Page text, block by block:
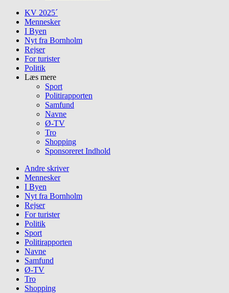
KV 2025´
Mennesker
I Byen
Nyt fra Bornholm
Rejser
For turister
Politik
Læs mere
Sport
Politirapporten
Samfund
Navne
Ø-TV
Tro
Shopping
Sponsoreret Indhold
Andre skriver
Mennesker
I Byen
Nyt fra Bornholm
Rejser
For turister
Politik
Sport
Politirapporten
Navne
Samfund
Ø-TV
Tro
Shopping